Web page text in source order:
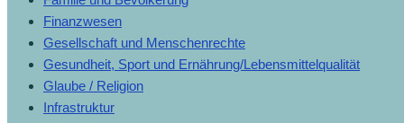
Finanzwesen
Gesellschaft und Menschenrechte
Gesundheit, Sport und Ernährung/Lebensmittelqualität
Glaube / Religion
Infrastruktur